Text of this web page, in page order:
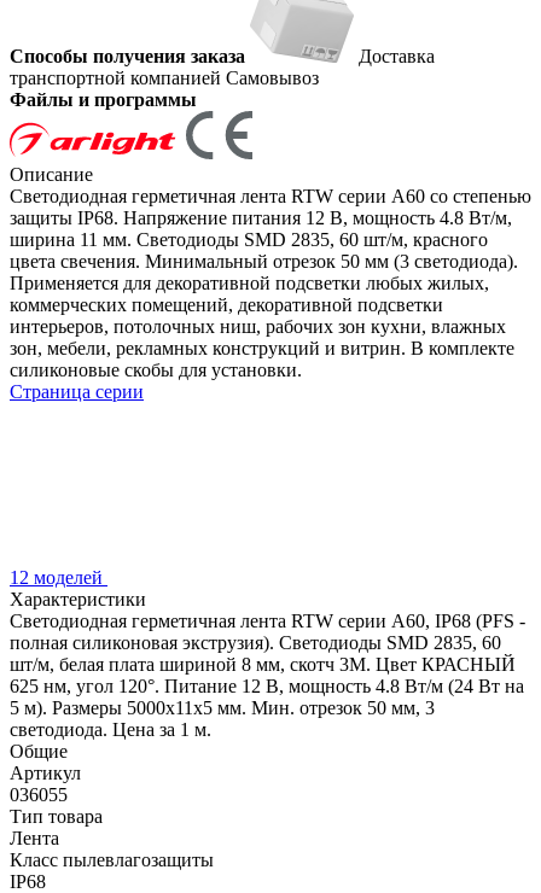
Способы получения заказа
Доставка
транспортной компанией Самовывоз
Файлы и программы
Описание
Светодиодная герметичная лента RTW серии A60 со степенью
защиты IP68. Напряжение питания 12 В, мощность 4.8 Вт/м,
ширина 11 мм. Светодиоды SMD 2835, 60 шт/м, красного
цвета свечения. Минимальный отрезок 50 мм (3 светодиода).
Применяется для декоративной подсветки любых жилых,
коммерческих помещений, декоративной подсветки
интерьеров, потолочных ниш, рабочих зон кухни, влажных
зон, мебели, рекламных конструкций и витрин. В комплекте
силиконовые скобы для установки.
Страница серии
12 моделей
Характеристики
Светодиодная герметичная лента RTW серии A60, IP68 (PFS -
полная силиконовая экструзия). Светодиоды SMD 2835, 60
шт/м, белая плата шириной 8 мм, скотч 3M. Цвет КРАСНЫЙ
625 нм, угол 120°. Питание 12 В, мощность 4.8 Вт/м (24 Вт на
5 м). Размеры 5000x11x5 мм. Мин. отрезок 50 мм, 3
светодиода. Цена за 1 м.
Общие
Артикул
036055
Тип товара
Лента
Класс пылевлагозащиты
IP68